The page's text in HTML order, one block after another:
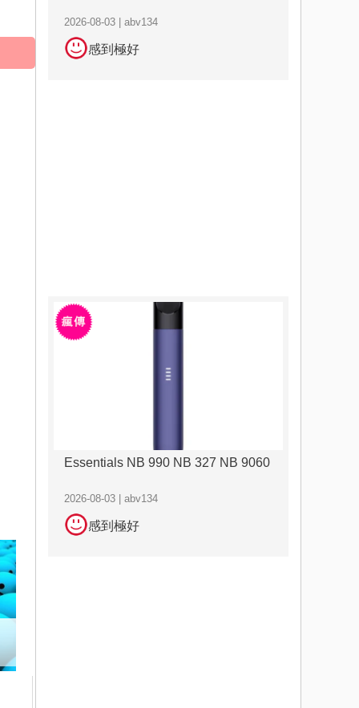
2026-08-03 | abv134
感到極好
Essentials NB 990 NB 327 NB 9060
2026-08-03 | abv134
感到極好